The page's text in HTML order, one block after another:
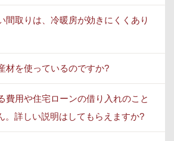
間取りは、冷暖房が効きにくくあり
材を使っているのですか?
費用や住宅ローンの借り入れのこと
。詳しい説明はしてもらえますか?